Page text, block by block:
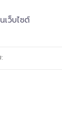
เว็บไซต์